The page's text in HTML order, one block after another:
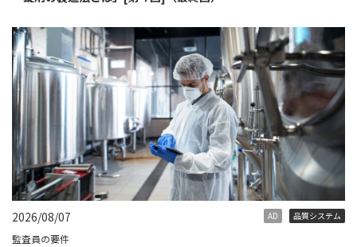
2026/08/07 AD 品質システム
監査員の要件